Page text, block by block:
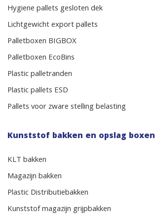
Hygiene pallets gesloten dek
Lichtgewicht export pallets
Palletboxen BIGBOX
Palletboxen EcoBins
Plastic palletranden
Plastic pallets ESD
Pallets voor zware stelling belasting
Kunststof bakken en opslag boxen
KLT bakken
Magazijn bakken
Plastic Distributiebakken
Kunststof magazijn grijpbakken